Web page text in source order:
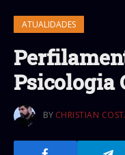
ATUALIDADES
Psicologia
BY CHRISTIAN